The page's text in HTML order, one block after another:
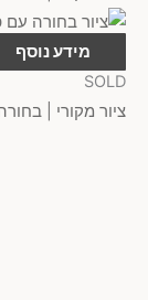
מידע נוסף
SOLD
ציור מקורי |